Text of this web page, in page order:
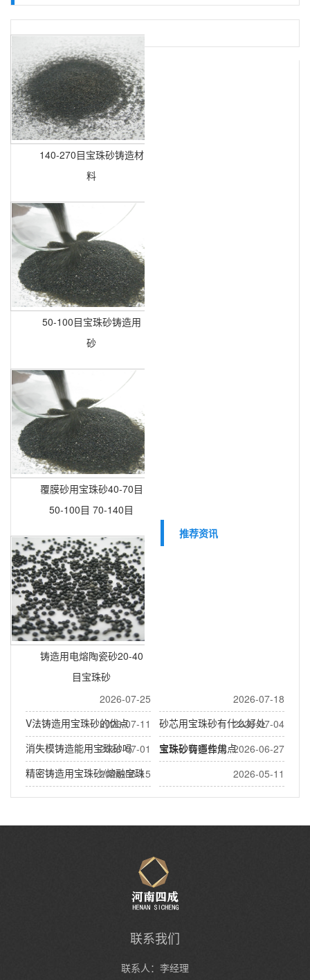
140-270目宝珠砂铸造材
料
50-100目宝珠砂铸造用
砂
覆膜砂用宝珠砂40-70目
50-100目 70-140目
铸造用电熔陶瓷砂20-40
目宝珠砂
推荐资讯
2026-07-25
V法铸造用宝珠砂的优点
2026-07-18
砂芯用宝珠砂有什么好处
2026-07-11
消失模铸造能用宝珠砂吗
2026-07-04
宝珠砂有哪些优点
2026-07-01
精密铸造用宝珠砂/熔融宝珠
沙
2026-06-27
宝珠砂铸造作用
2026-05-15
熔融陶瓷砂(宝珠砂)做什么用
2026-05-11
泵阀铸造用宝珠砂
联系我们
联系人：李经理